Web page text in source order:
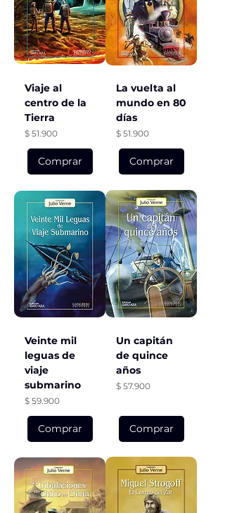
Viaje al
centro de la
Tierra
Precio
$ 51.900
Comprar
La vuelta al
mundo en 80
días
Precio
$ 51.900
Comprar
Veinte mil
leguas de
viaje
submarino
Precio
$ 59.900
Comprar
Un capitán
de quince
años
Precio
$ 57.900
Comprar